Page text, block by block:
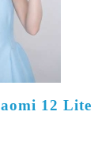
12 Lite